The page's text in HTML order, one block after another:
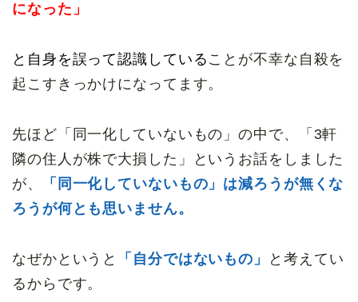
になった」
と自身を誤って認識している ことが不幸な自殺を
起こすきっかけになってます。
先ほど「同一化していないもの」の中で、「3軒
隣の住人が株で大損した」というお話をしました
が、
「同一化していないもの」は減ろうが無くな
ろうが何とも思いません。
なぜかというと 「自分ではないもの」
と考えてい
るからです。